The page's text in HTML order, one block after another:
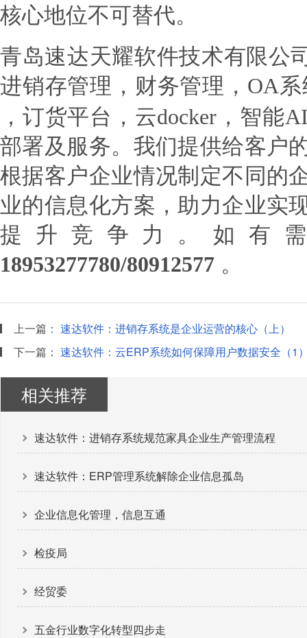
核心地位不可替代。
青岛速达天耀软件技术有限公
进销存管理，财务管理，OA
，订货平台，云docker，智能
部署及服务。我们提供给客户
根据客户企业情况制定不同的
业的信息化方案，助力企业实
提升竞争力。如有
18953277780/80912577 。
上一篇： 速达软件：进销存系统是企业运营的核心（上）
下一篇： 速达软件：云ERP系统如何保障用户数据安全（1
相关推荐
速达软件：进销存系统规范家具企业生产管理流程
速达软件：ERP管理系统解除企业信息孤岛
企业信息化管理，信息互通
检疫局
经贸委
五金行业数字化转型四步走